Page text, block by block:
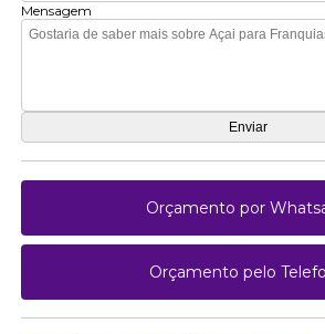
Mensagem
Orçamento por
Orçamento pelo